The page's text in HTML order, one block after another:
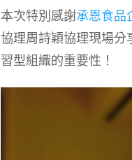
本次特別感謝承恩食品
協理周詩穎協理現場分
習型組織的重要性！